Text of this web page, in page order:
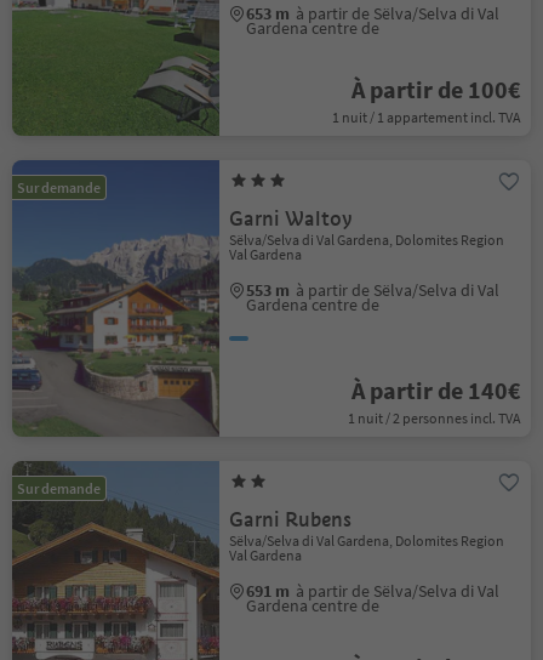
653 m à partir de Sëlva/Selva di Val
Gardena centre de
À partir de 100€
1 nuit / 1 appartement incl. TVA
Sur demande
Garni Waltoy
Sëlva/Selva di Val Gardena, Dolomites Region
Val Gardena
553 m à partir de Sëlva/Selva di Val
Gardena centre de
À partir de 140€
1 nuit / 2 personnes incl. TVA
Sur demande
Garni Rubens
Sëlva/Selva di Val Gardena, Dolomites Region
Val Gardena
691 m à partir de Sëlva/Selva di Val
Gardena centre de